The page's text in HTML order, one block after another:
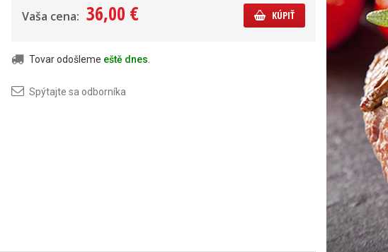
Vaša cena: 36,00 € KÚPIŤ
Tovar odošleme eště dnes
Spýtajte sa odborníka